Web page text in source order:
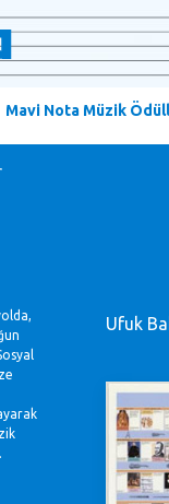
Mavi Nota Müzik
Ufuk